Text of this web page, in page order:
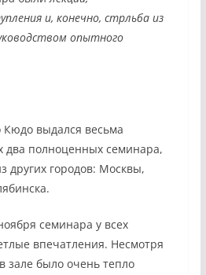
и, конечно, стрльба из
опытного
Кюдо выдался весьма
полноценных семинара,
других городов: Москвы,
семинара у всех
впечатления. Несмотря
зале было очень тепло